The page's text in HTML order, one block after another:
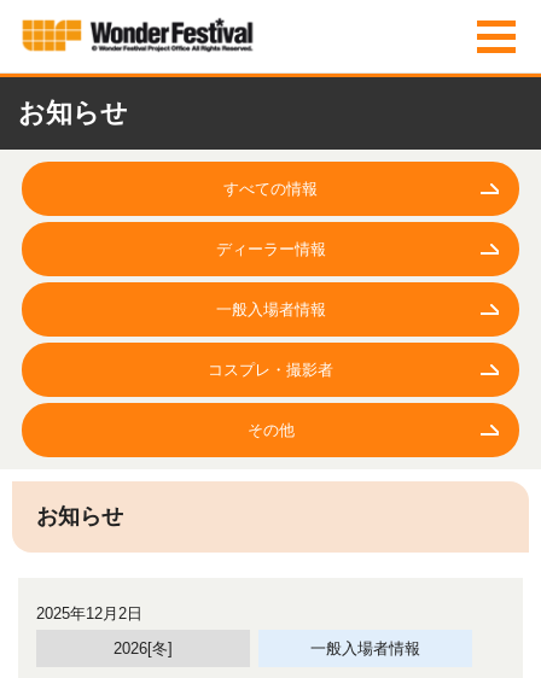
お知らせ
すべての情報
ディーラー情報
一般入場者情報
コスプレ・撮影者
その他
お知らせ
2025年12月2日
2026[冬]
一般入場者情報